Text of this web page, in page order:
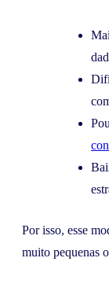
Por isso, esse
muito pequenas